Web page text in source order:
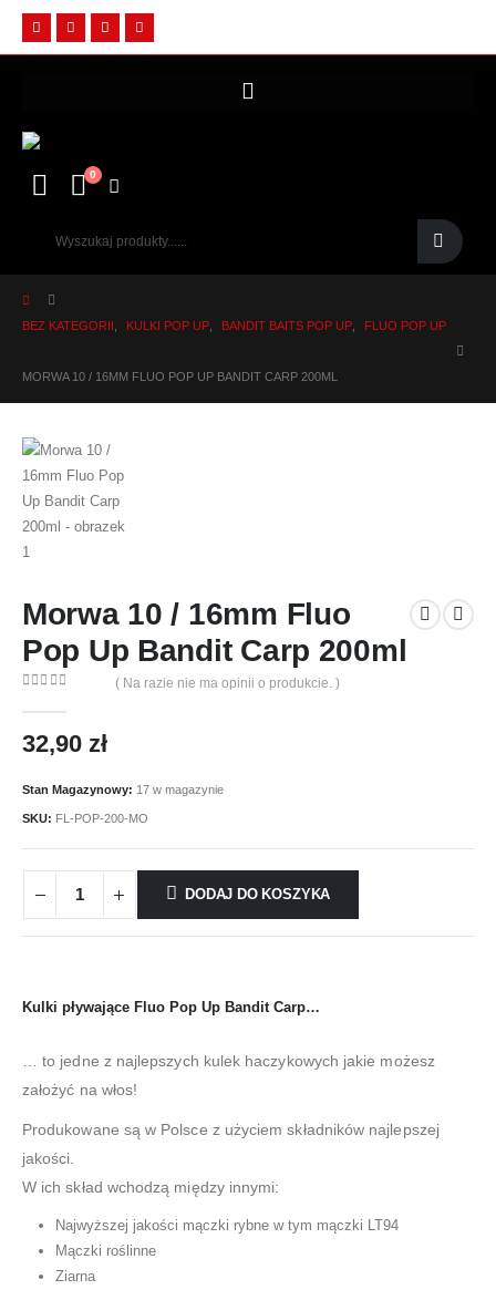
0
BEZ KATEGORII KULKI POP UP BANDIT BAITS POP UP FLUO POP UP
MORWA 10 / 16MM FLUO POP UP BANDIT CARP 200ML
Morwa 10 / 16mm Fluo
Pop Up Bandit Carp 200ml
( Na razie nie ma opinii o produkcie. )
32,90 zł
Stan Magazynowy: 17 w magazynie
SKU: FL-POP-200-MO
DODAJ DO KOSZYKA
Kulki pływające Fluo Pop Up Bandit Carp…
… to jedne z najlepszych kulek haczykowych jakie możesz
założyć na włos!
Produkowane są w Polsce z użyciem składników najlepszej
jakości.
W ich skład wchodzą między innymi:
Najwyższej jakości mączki rybne w tym mączki LT94
Mączki roślinne
Ziarna